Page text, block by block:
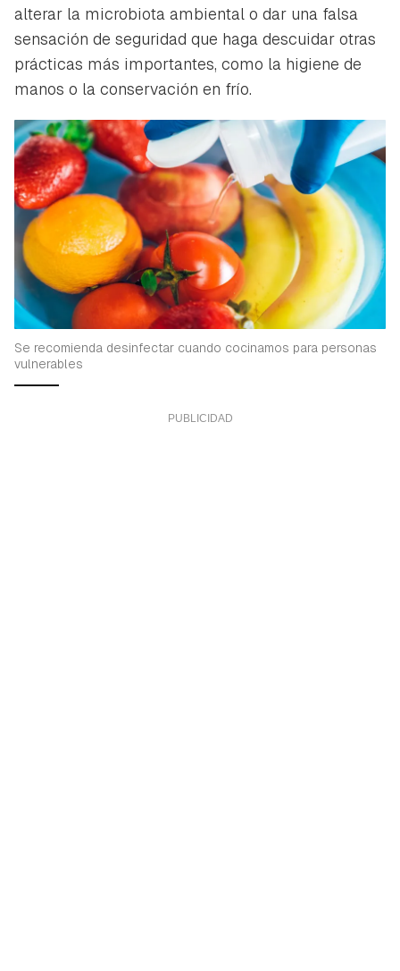
alterar la microbiota ambiental o dar una falsa
sensación de seguridad que haga descuidar otras
prácticas más importantes, como la higiene de
manos o la conservación en frío.
Se recomienda desinfectar cuando cocinamos para personas
vulnerables